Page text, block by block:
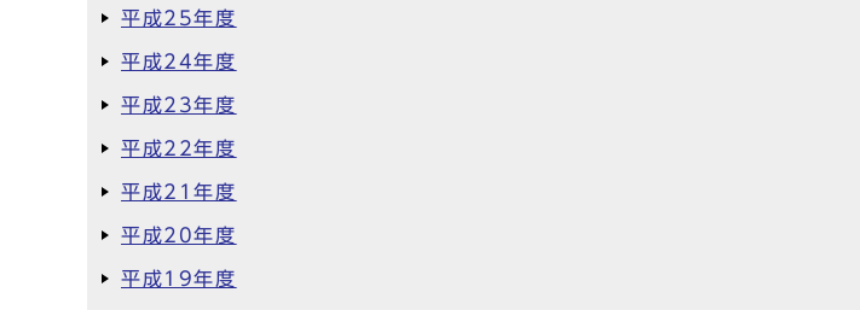
平成25年度
平成24年度
平成23年度
平成22年度
平成21年度
平成20年度
平成19年度